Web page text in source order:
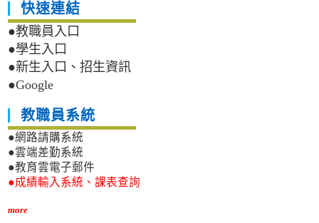
快速連結
●教職員入口
●學生入口
●新生入口、招生資訊
●Google
教職員系統
●網路請購系統
●雲端差勤系統
●教育雲電子郵件
●成績輸入系統、課表查詢
more